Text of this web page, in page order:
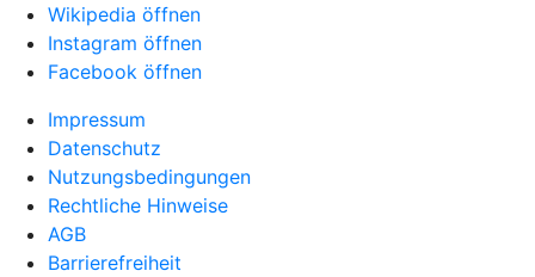
Wikipedia öffnen
Instagram öffnen
Facebook öffnen
Impressum
Datenschutz
Nutzungsbedingungen
Rechtliche Hinweise
AGB
Barrierefreiheit